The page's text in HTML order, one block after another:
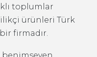
toplumlar
ürünleri Türk
firmadır.